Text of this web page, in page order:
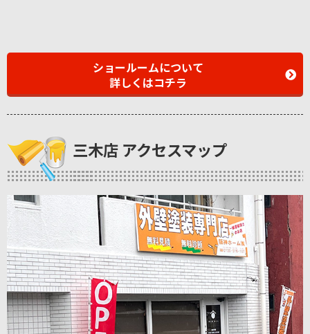
ショールームについて
詳しくはコチラ
三木店 アクセスマップ